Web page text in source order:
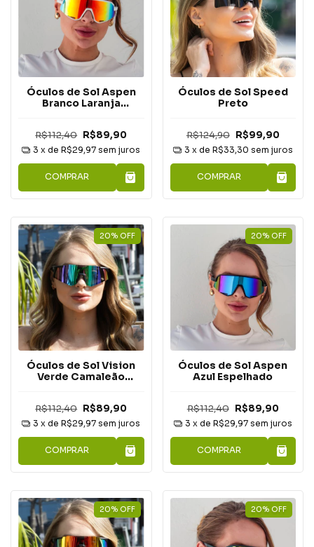
Óculos de Sol Aspen
Branco Laranja
R$112,40 R$89,90
3 x deR$29,97 sem juros
COMPRAR
Óculos de Sol Speed
Preto
R$124,90 R$99,90
3 x de R$33,30 sem juros
COMPRAR
20% OFF
Óculos de Sol Vision
Verde Camaleão
R$112,40 R$89,90
3 x deR$29,97 sem juros
COMPRAR
20% OFF
Óculos de Sol Aspen
Azul Espelhado
R$112,40 R$89,90
3 x de R$29,97 sem juros
COMPRAR
20% OFF 20% OFF